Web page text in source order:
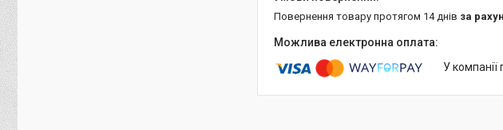
повернення товару протягом 14 днів за
У